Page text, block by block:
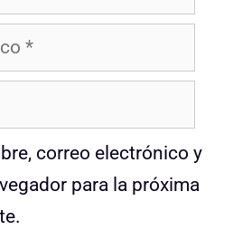
correo electrónico y
para la próxima